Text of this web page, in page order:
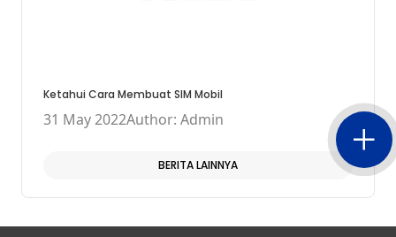
Ketahui Cara Membuat SIM Mobil
31 May 2022Author: Admin
BERITA LAINNYA